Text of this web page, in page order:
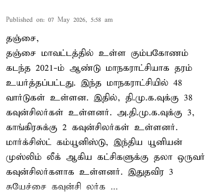
Published on: 07 May 2026, 5:58 am
தஞ்சை,
தஞ்சை மாவட்டத்தில் உள்ள கும்பகோணம்
கடந்த 2021-ம் ஆண்டு மாநகராட்சியாக தரம்
உயர்த்தப்பட்டது. இந்த மாநகராட்சியில் 48
வார்டுகள் உள்ளன. இதில், தி.மு.க.வுக்கு 38
கவுன்சிலர்கள் உள்ளனர். அ.தி.மு.க.வுக்கு 3,
காங்கிரசுக்கு 2 கவுன்சிலர்கள் உள்ளனர்.
மார்க்சிஸ்ட் கம்யூனிஸ்டு, இந்திய யூனியன்
முஸ்லிம் லீக் ஆகிய கட்சிகளுக்கு தலா ஒருவர்
கவுன்சிலர்களாக உள்ளனர். இதுதவிர 3
சுயேச்சை கவுன்சி லர்க ...